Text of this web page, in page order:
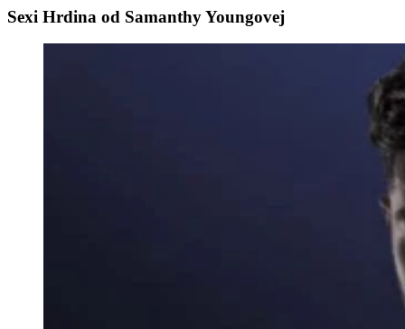
Sexi Hrdina od Samanthy Youngovej